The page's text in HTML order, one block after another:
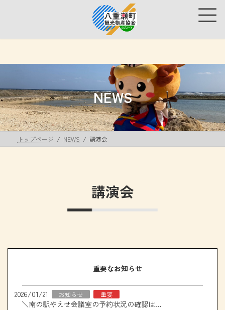
ス
プ
ン
動
NEWS
トップページ NEWS 講演会
講演会
重要なお知らせ
2026/01/21 お知らせ 重要
＼南の駅やえせ会議室の予約状況の確認はこちら！／